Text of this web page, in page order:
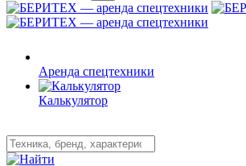
Аренда спецтехники
Калькулятор